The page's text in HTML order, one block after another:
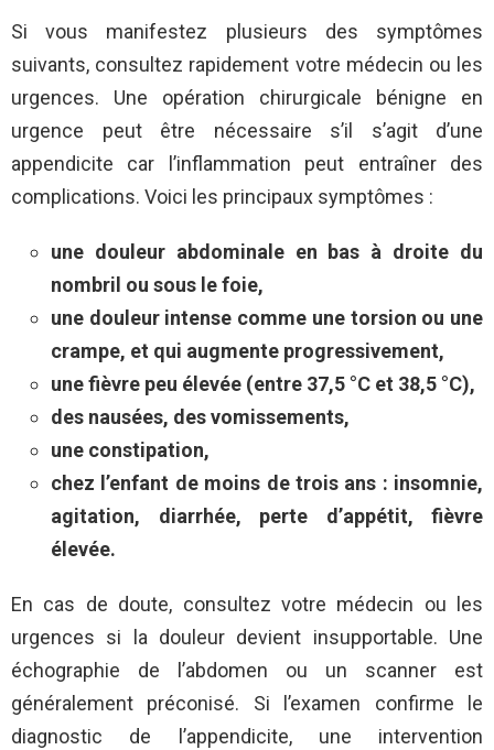
Si vous manifestez plusieurs des symptômes
suivants, consultez rapidement votre médecin ou les
urgences. Une opération chirurgicale bénigne en
urgence peut être nécessaire s’il s’agit d’une
appendicite car l’inflammation peut entraîner des
complications. Voici les principaux symptômes :
une douleur abdominale en bas à droite du
nombril ou sous le foie,
une douleur intense comme une torsion ou une
crampe, et qui augmente progressivement,
une fièvre peu élevée (entre 37,5 °C et 38,5 °C),
des nausées, des vomissements,
une constipation,
chez l’enfant de moins de trois ans : insomnie,
agitation, diarrhée, perte d’appétit, fièvre
élevée.
En cas de doute, consultez votre médecin ou les
urgences si la douleur devient insupportable. Une
échographie de l’abdomen ou un scanner est
généralement préconisé. Si l’examen confirme le
diagnostic de l’appendicite, une intervention